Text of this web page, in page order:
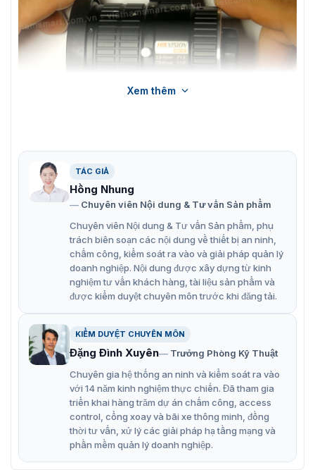
Ống kính P-Iris Hikvision HV3816P-8MPIR
Đặc điểm chính ống kính Hikvision
HV3816P-8MPIR
Ống kính HV3816P-8MPIR là một trong những sản phẩm
nổi bật của Hikvision, được thiết kế đặc biệt để đáp ứng
nhu cầu ngày càng cao về chất lượng hình ảnh trong
các hệ thống camera giám sát hiện đại.
Độ phân giải 8MP: Cho phép ghi hình chất lượng 4K,
đảm bảo hình ảnh chi tiết, sắc nét ngay cả khi phóng
to.
Công nghệ P-Iris: Tự động điều chỉnh khẩu độ để tối
ưu hóa độ sâu trường ảnh và độ tương phản, mang
đến hình ảnh rõ nét trong mọi điều kiện ánh sáng.
Khoảng cách tiêu cự linh hoạt: 3.8-16mm, cho phép
điều chỉnh góc nhìn phù hợp với từng không gian lắp
Xem thêm
TÁC GIẢ
Hồng Nhung
Chuyên viên Nội dung & Tư vấn Sản phẩm
Chuyên viên Nội dung & Tư vấn Sản phẩm, phụ
trách biên soạn các nội dung về thiết bị an ninh,
chấm công, kiểm soát ra vào và giải pháp quản lý
doanh nghiệp. Nội dung được xây dựng từ kinh
nghiệm tư vấn khách hàng, tài liệu sản phẩm và
được kiểm duyệt chuyên môn trước khi đăng tải.
KIỂM DUYỆT CHUYÊN MÔN
Đặng Đình Xuyên
Trưởng Phòng Kỹ Thuật
Chuyên gia hệ thống an ninh và kiểm soát ra vào
với 14 năm kinh nghiệm thực chiến. Đã tham gia
triển khai hàng trăm dự án chấm công, access
control, cổng xoay và bãi xe thông minh, đồng
thời tư vấn, xử lý các giải pháp hạ tầng mạng và
phần mềm quản lý doanh nghiệp.